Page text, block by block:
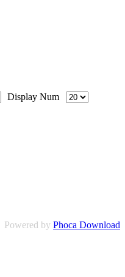
Display Num
Powered by Phoca Download